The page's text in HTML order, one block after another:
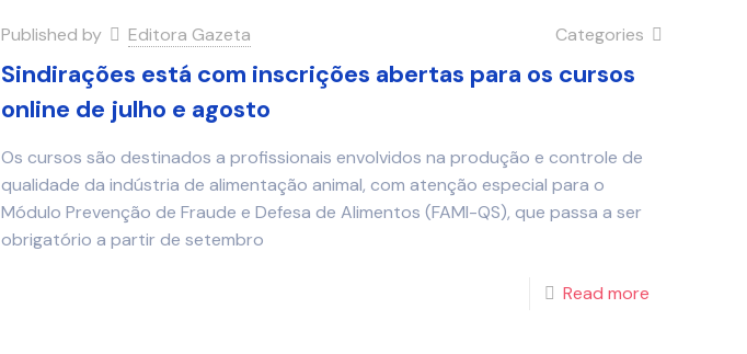
Published by Editora Gazeta Categories
Sindirações está com inscrições abertas para os cursos
online de julho e agosto
Os cursos são destinados a profissionais envolvidos na produção e controle de
qualidade da indústria de alimentação animal, com atenção especial para o
Módulo Prevenção de Fraude e Defesa de Alimentos (FAMI-QS), que passa a ser
obrigatório a partir de setembro
Read more